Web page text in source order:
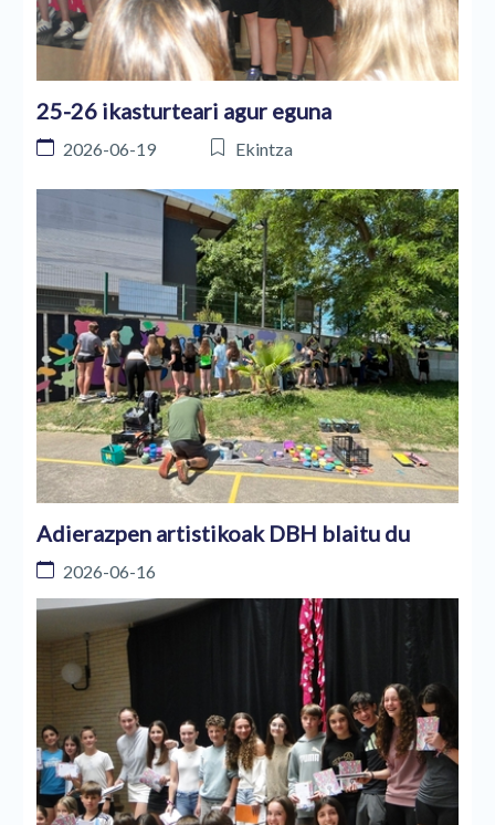
25-26 ikasturteari agur eguna
2026-06-19 Ekintza
Adierazpen artistikoak DBH blaitu du
2026-06-16